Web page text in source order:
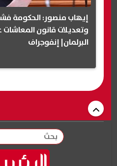
وتعديلات قانون
البرلمان| إنفوجراف
بحث